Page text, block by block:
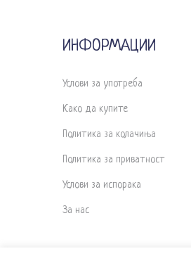
ИНФОРМАЦИИ
Услови за употреба
Како да купите
Политика за колачиња
Политика за приватност
Услови за испорака
За нас